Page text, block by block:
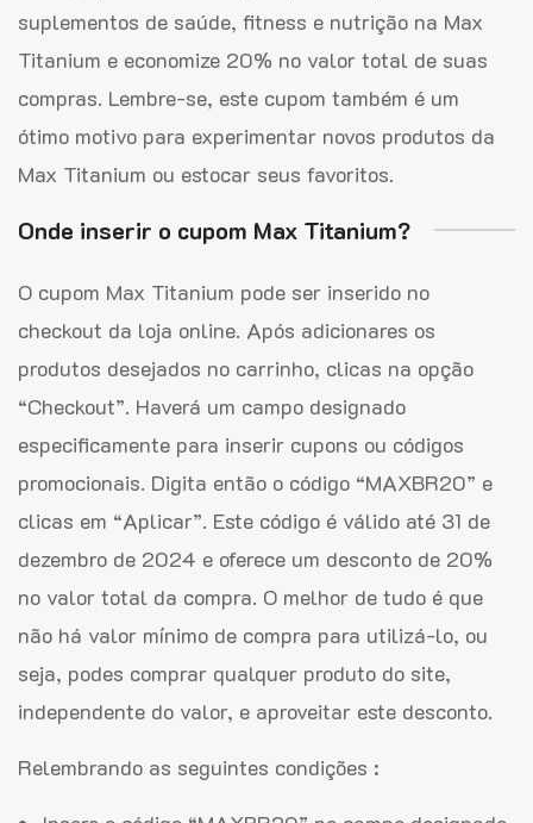
suplementos de saúde, fitness e nutrição na Max
Titanium e economize 20% no valor total de suas
compras. Lembre-se, este cupom também é um
ótimo motivo para experimentar novos produtos da
Max Titanium ou estocar seus favoritos.
Onde inserir o cupom Max Titanium?
O cupom Max Titanium pode ser inserido no
checkout da loja online. Após adicionares os
produtos desejados no carrinho, clicas na opção
“Checkout”. Haverá um campo designado
especificamente para inserir cupons ou códigos
promocionais. Digita então o código “MAXBR20” e
clicas em “Aplicar”. Este código é válido até 31 de
dezembro de 2024 e oferece um desconto de 20%
no valor total da compra. O melhor de tudo é que
não há valor mínimo de compra para utilizá-lo, ou
seja, podes comprar qualquer produto do site,
independente do valor, e aproveitar este desconto.
Relembrando as seguintes condições :